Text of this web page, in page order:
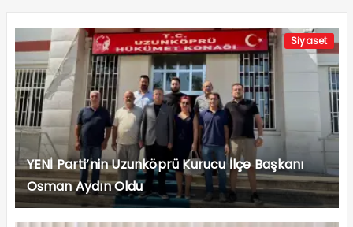
Siyaset
YENİ Parti’nin Uzunköprü Kurucu İlçe Başkanı
Osman Aydın Oldu